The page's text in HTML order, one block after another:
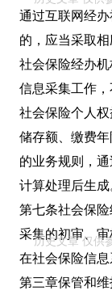
通过互联网经
的，应当采取相
社会保险经办
信息采集工作，
社会保险个人
储存额、缴费
的业务规则，
计算处理后生成
第七条社会保
采集的初审、
在社会保险信息
第三章保管和维